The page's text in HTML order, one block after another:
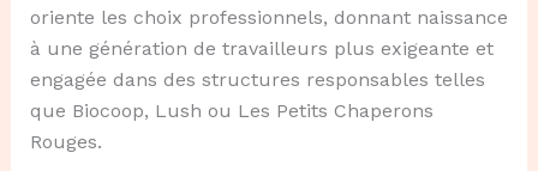
oriente les choix professionnels, donnant naissance
à une génération de travailleurs plus exigeante et
engagée dans des structures responsables telles
que Biocoop, Lush ou Les Petits Chaperons
Rouges.